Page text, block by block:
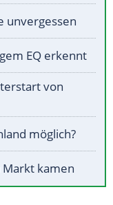
unvergessen
EQ erkennt
von
möglich?
Markt kamen